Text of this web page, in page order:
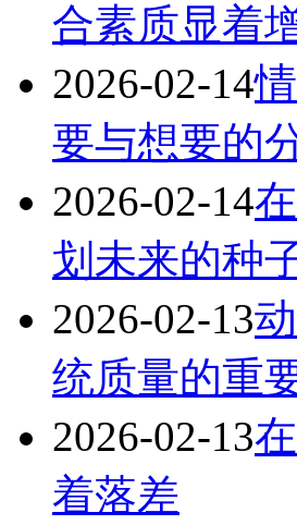
合素质显着
2026-02-14
要与想要的
2026-02-14
划未来的种
2026-02-13
统质量的重
2026-02-13
着落差